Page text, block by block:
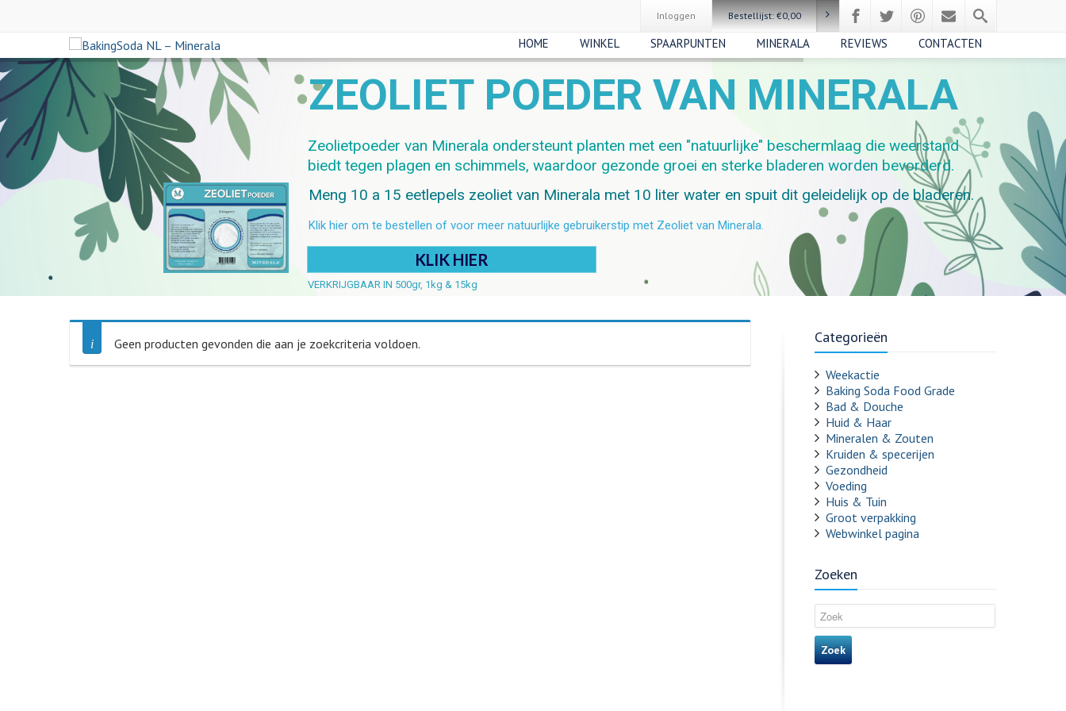
Inloggen Bestellijst:€0,00
HOME WINKEL SPAARPUNTEN MINERALA REVIEWS CONTACTEN
ZEOLIET POEDER VAN MINERALA
KLIK HIER
Zeolietpoeder van Minerala ondersteunt planten met een "natuurlijke" beschermlaag die weerstand
biedt tegen plagen en schimmels, waardoor gezonde groei en sterke bladeren worden bevorderd.
Meng 10 a 15 eetlepels zeoliet van Minerala met 10 liter water en spuit dit geleidelijk op de bladeren.
VERKRIJGBAAR IN 500gr, 1kg & 15kg
Klik hier om te bestellen of voor meer natuurlijke gebruikerstip met Zeoliet van Minerala.
Geen producten gevonden die aan je zoekcriteria voldoen. Categorieën
Weekactie
Baking Soda Food Grade
Bad & Douche
Huid & Haar
Mineralen & Zouten
Kruiden & specerijen
Gezondheid
Voeding
Huis & Tuin
Groot verpakking
Webwinkel pagina
Zoeken
Zoek